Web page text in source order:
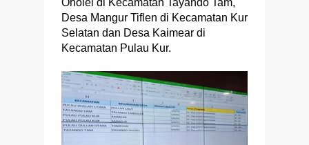
Desa Mangur Tiflen di Kecamatan Kur
Selatan dan Desa Kaimear di
Kecamatan Pulau Kur.